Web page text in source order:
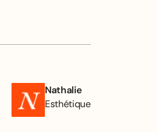
Nathalie
Esthétique